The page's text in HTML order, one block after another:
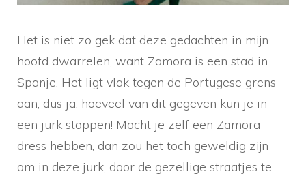
Het is niet zo gek dat deze gedachten in mijn
hoofd dwarrelen, want Zamora is een stad in
Spanje. Het ligt vlak tegen de Portugese grens
aan, dus ja: hoeveel van dit gegeven kun je in
een jurk stoppen! Mocht je zelf een Zamora
dress hebben, dan zou het toch geweldig zijn
om in deze jurk, door de gezellige straatjes te